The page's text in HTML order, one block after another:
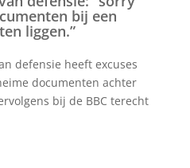
bij een
liggen.”
defensie heeft excuses
documenten achter
bij de BBC terecht